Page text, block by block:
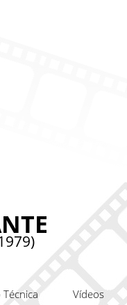
Vídeos